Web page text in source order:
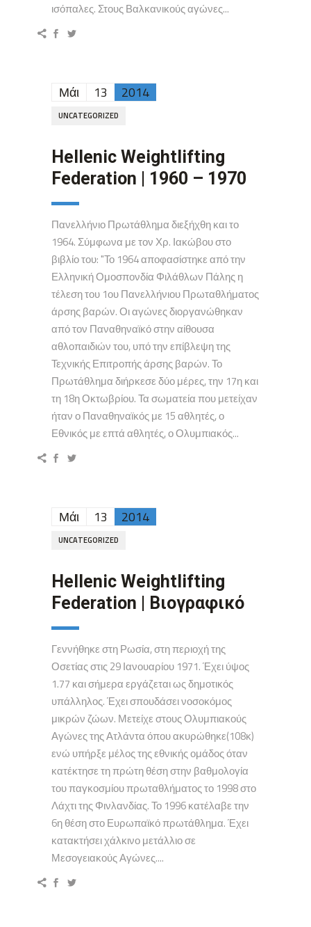
ισόπαλες. Στους Βαλκανικούς αγώνες...
Μάι 13 2014
UNCATEGORIZED
Hellenic Weightlifting
Federation | 1960 – 1970
Πανελλήνιο Πρωτάθλημα διεξήχθη και το
1964. Σύμφωνα με τον Χρ. Ιακώβου στο
βιβλίο του: "Το 1964 αποφασίστηκε από την
Ελληνική Ομοσπονδία Φιλάθλων Πάλης η
τέλεση του 1ου Πανελλήνιου Πρωταθλήματος
άρσης βαρών. Οι αγώνες διοργανώθηκαν
από τον Παναθηναϊκό στην αίθουσα
αθλοπαιδιών του, υπό την επίβλεψη της
Τεχνικής Επιτροπής άρσης βαρών. Το
Πρωτάθλημα διήρκεσε δύο μέρες, την 17η και
τη 18η Οκτωβρίου. Τα σωματεία που μετείχαν
ήταν ο Παναθηναϊκός με 15 αθλητές, ο
Εθνικός με επτά αθλητές, ο Ολυμπιακός...
Μάι 13 2014
UNCATEGORIZED
Hellenic Weightlifting
Federation | Βιογραφικό
Γεννήθηκε στη Ρωσία, στη περιοχή της
Οσετίας στις 29 Ιανουαρίου 1971. Έχει ύψος
1.77 και σήμερα εργάζεται ως δημοτικός
υπάλληλος. Έχει σπουδάσει νοσοκόμος
μικρών ζώων. Μετείχε στους Ολυμπιακούς
Αγώνες της Ατλάντα όπου ακυρώθηκε(108κ)
ενώ υπήρξε μέλος της εθνικής ομάδος όταν
κατέκτησε τη πρώτη θέση στην βαθμολογία
του παγκοσμίου πρωταθλήματος το 1998 στο
Λάχτι της Φινλανδίας. Το 1996 κατέλαβε την
6η θέση στο Ευρωπαϊκό πρωτάθλημα. Έχει
κατακτήσει χάλκινο μετάλλιο σε
Μεσογειακούς Αγώνες....